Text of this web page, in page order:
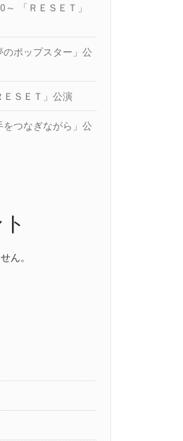
「ＲＥＳＥＴ」
ポップスター」公
ＳＥＴ」公演
つなぎながら」公
ん。